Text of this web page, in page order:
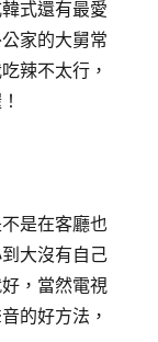
式還有最愛
家的大舅常
辣不太行，
是在客廳也
大沒有自己
，當然電視
的好方法，